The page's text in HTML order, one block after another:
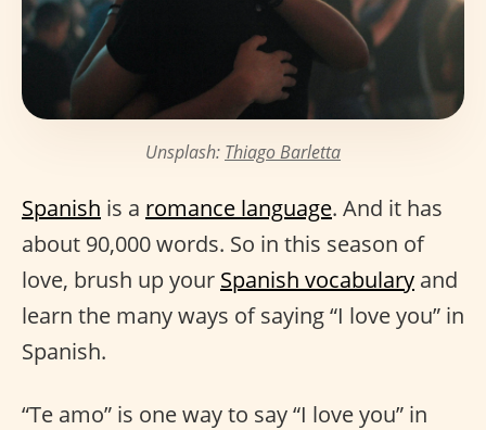
Unsplash: Thiago Barletta
Spanish is a romance language. And it has
about 90,000 words. So in this season of
love, brush up your Spanish vocabulary and
learn the many ways of saying “I love you” in
Spanish.
“Te amo” is one way to say “I love you” in